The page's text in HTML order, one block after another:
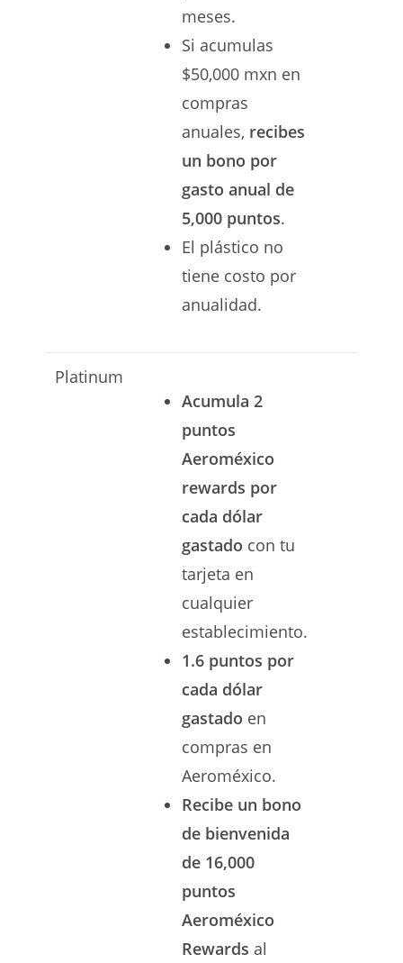
meses.
Si acumulas
$50,000 mxn en
compras
anuales, recibes
un bono por
gasto anual de
5,000 puntos.
El plástico no
tiene costo por
anualidad.
Platinum
Acumula 2
puntos
Aeroméxico
rewards por
cada dólar
gastado con tu
tarjeta en
cualquier
establecimiento.
1.6 puntos por
cada dólar
gastado en
compras en
Aeroméxico.
Recibe un bono
de bienvenida
de 16,000
puntos
Aeroméxico
Rewards al